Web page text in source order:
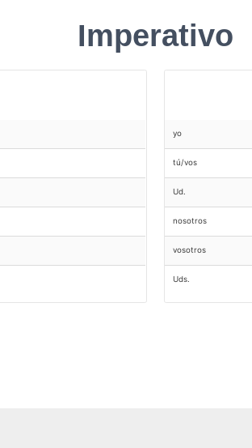
Imperativo
yo
tú/vos
Ud.
nosotros
vosotros
Uds.